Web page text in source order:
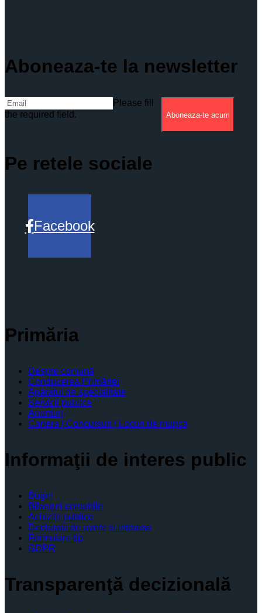
Aboneaza-te la newsletter
Please fill
the required field.
Aboneaza-te acum
Pe retele sociale
Facebook
Primăria
Despre comună
Conducerea Primăriei
Aparatul de specialitate
Servicii publice
Anunturi
Cariera | Concursuri | Locuri de munca
Informaţii de interes public
Buget
Bilanţuri contabile
Achiziţii publice
Declaratii de avere si interese
Formulare tip
GDPR
Transparenţă decizională